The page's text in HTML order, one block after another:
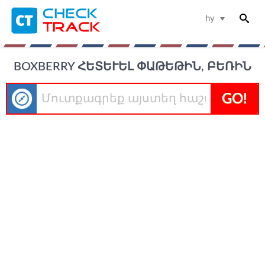
hy
BOXBERRY ՀԵՏԵՒԵԼ ՓԱԹԵԹԻՆ, ԲԵՌԻՆ
GO!